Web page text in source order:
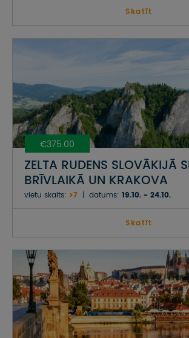
Skatīt
€375.00
ZELTA RUDENS SLOVĀKIJĀ
BRĪVLAIKĀ UN KRAKOVA
vietu skaits: >7 datums: 19.10. - 24.10.
Skatīt